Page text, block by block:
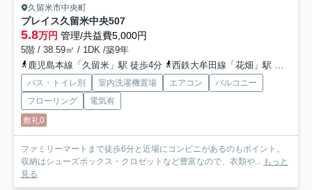
久留米市中央町
プレイス久留米中央507
5.8万円 管理/共益費5,000円
5階 / 38.59㎡ / 1DK /築9年
鹿児島本線「久留米」駅 徒歩4分
西鉄大牟田線「花畑」駅 徒歩27分
バス・トイレ別 室内洗濯機置場 エアコン
バルコニー
フローリング
電気有
敷礼0
ファミリーマートまで徒歩6分と近場にコンビニがあるのもポイント。
収納はシューズボックス・クロゼットなど豊富なので、衣類や... もっと
見る